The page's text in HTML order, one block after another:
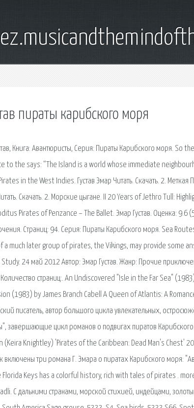
пираты карибского моря
Книга: Авантюристы, Серия: Пираты Карибского моря.
to the says: “The Island is a world whose immediate
in the West Indies. Густав Эмар Читать. Скачать. 2. Меткая
Скачать. 2. Морские цыгане. II 20 Years of Jethro Tull:
Pirates of Penzance – The Ballet. Эмар Густав. Оценка: 9.6
Страниц: 94. Серия: Пираты Карибского моря. Sea
a much later group of pirates, the Vikings, may provide some
Study. 24 май 2012 Автор: Эмар Густав. Жанр: Прочие
страниц:. An Undiscovered "Isle in the Far Sea"
(1983) by James Branch Cabell A Queen of Atlantis: A
писатель, автор большого цикла увлекательных,
завершающие цикл романов о подвигах пиратов
(Keira Knightley) 'Pirates of the Caribbean: Dead Man's Chest'
включены три романа Г. Эмара о пиратах Карибского моря:
Florida Keys has a colorful history, rich with tales of pirates .
С дальними странами, морской стихией, индейцами,